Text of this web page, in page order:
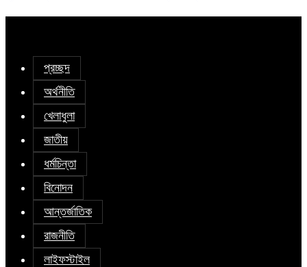
প্রচ্ছদ
অর্থনীতি
খেলাধুলা
জাতীয়
ধর্মচিন্তা
বিনোদন
আন্তর্জাতিক
রাজনীতি
লাইফস্টাইল